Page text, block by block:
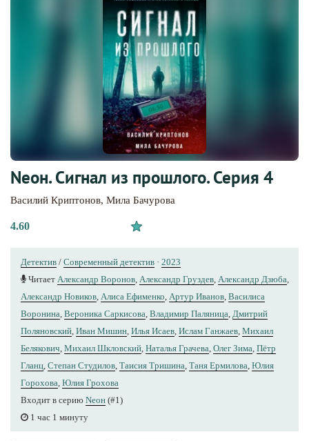
Nеон. Сигнал из прошлого. Серия 4
Василий Криптонов, Мила Бачурова
4.60
Детектив / Современный детектив · 2023
Читает Александр Воронов Александр Груздев Александр Дзюба
Александр Новиков Алиса Ефименко Артур Иванов Василиса
Воронина Вероника Саркисова Владимир Паляница Дмитрий
Поляновский Иван Мишин Илья Исаев Ислам Ганжаев Михаил
Белякович Михаил Шкловский Наталья Грачева Олег Зима Пётр
Гланц Степан Студилов Таисия Тришина Таня Ермилова Юлия
Горохова Юлия Грохова
Входит в серию Nеон (#1)
1 час 1 минуту